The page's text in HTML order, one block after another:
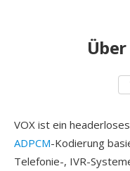
VOX ist ein
ADPCM-Kodierung
Telefonie-, IVR-